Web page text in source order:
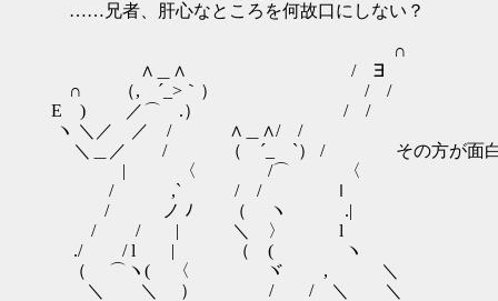
……兄者、肝心なところを何故口にしない？
∩
∧＿∧ / ∃
∩ （, ´_>｀） / /
E ) ／⌒ .） / /
ヽ ＼／ ／ / ∧＿∧/ /
＼＿／ / （ ´_ゝ`） / その方が面白そう
| 〈 /⌒ 〈
/ ,` / / ｌ
/ ノ ﾉ （ ヽ .|
/ / | ＼ 〉 l
./ / l | （ ( ヽ
（ ⌒ヽ( 〈 ヾ , ＼
＼ ＼ ） / / ＼ ＼